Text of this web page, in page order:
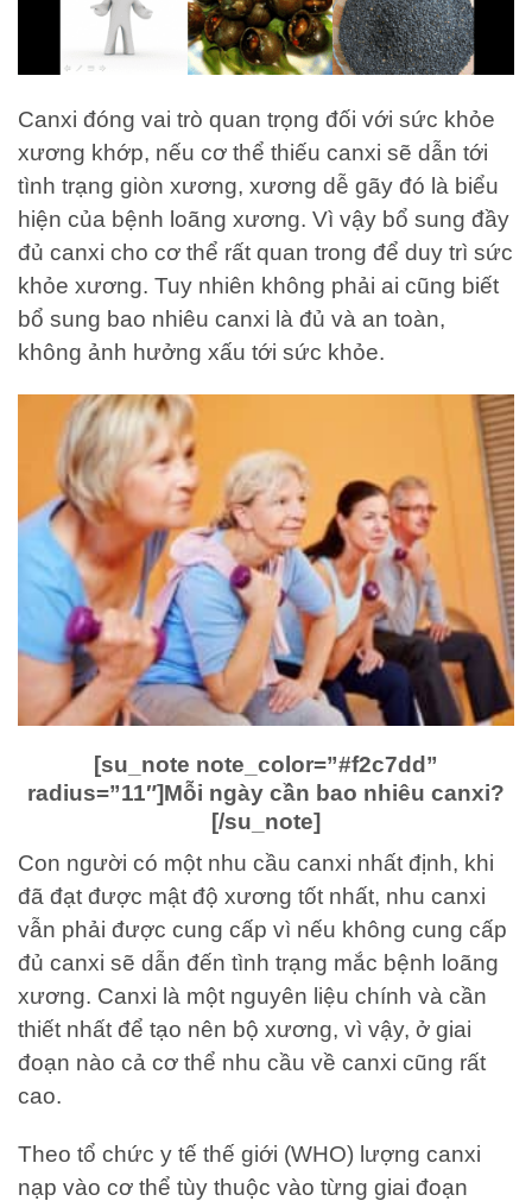
Canxi đóng vai trò quan trọng đối với sức khỏe
xương khớp, nếu cơ thể thiếu canxi sẽ dẫn tới
tình trạng giòn xương, xương dễ gãy đó là biểu
hiện của bệnh loãng xương. Vì vậy bổ sung đầy
đủ canxi cho cơ thể rất quan trong để duy trì sức
khỏe xương. Tuy nhiên không phải ai cũng biết
bổ sung bao nhiêu canxi là đủ và an toàn,
không ảnh hưởng xấu tới sức khỏe.
[su_note note_color=”#f2c7dd”
radius=”11″]Mỗi ngày cần bao nhiêu canxi?
[/su_note]
Con người có một nhu cầu canxi nhất định, khi
đã đạt được mật độ xương tốt nhất, nhu canxi
vẫn phải được cung cấp vì nếu không cung cấp
đủ canxi sẽ dẫn đến tình trạng mắc bệnh loãng
xương. Canxi là một nguyên liệu chính và cần
thiết nhất để tạo nên bộ xương, vì vậy, ở giai
đoạn nào cả cơ thể nhu cầu về canxi cũng rất
cao.
Theo tổ chức y tế thế giới (WHO) lượng canxi
nạp vào cơ thể tùy thuộc vào từng giai đoạn